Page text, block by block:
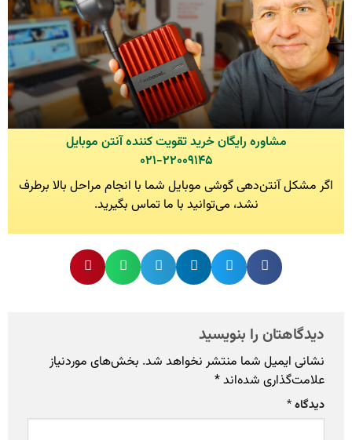
مشاوره رایگان خرید تقویت کننده آنتن موبایل
۰۲۱-۲۲۰۰۹۱۴۵
اگر مشکل آنتن‌دهی گوشی موبایل شما با انجام مراحل بالا برطرف
نشد، می‌توانید با ما تماس بگیرید.
دیدگاهتان را بنویسید
نشانی ایمیل شما منتشر نخواهد شد. بخش‌های موردنیاز
علامت‌گذاری شده‌اند*
دیدگاه*